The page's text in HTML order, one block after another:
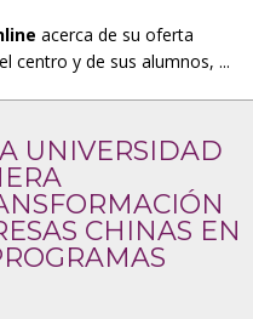
acerca de su oferta
centro y de sus alumnos, ...
UNIVERSIDAD
CHINAS EN